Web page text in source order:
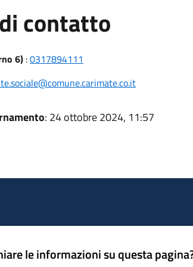
contatto
6) :0317894111
: 24 ottobre 2024, 11:57
le informazioni su questa